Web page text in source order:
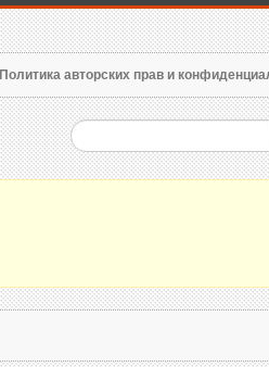
Политика авторских прав и